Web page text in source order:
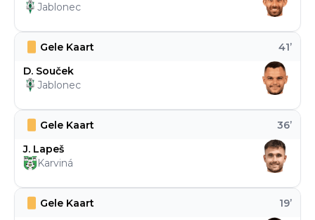
Gele Kaart 19’
Gele Kaart 36’
J. Lapeš
Karviná
Gele Kaart 41’
D. Souček
Jablonec
Jablonec